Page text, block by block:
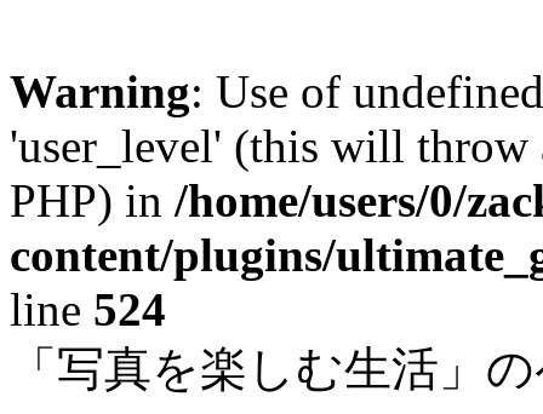
Warning: Use of
'user_level' (this will
PHP) in /home/users/0/
content/plugins/
line 524
「写真を楽しむ生活」